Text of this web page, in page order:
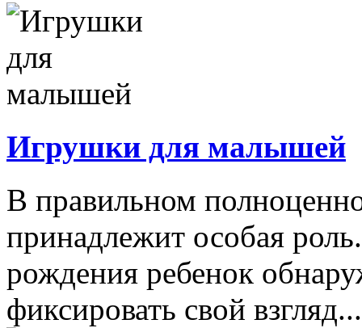
Игрушки для малышей
В правильном
принадлежит особая
рождения ребенок
фиксировать свой взгляд...